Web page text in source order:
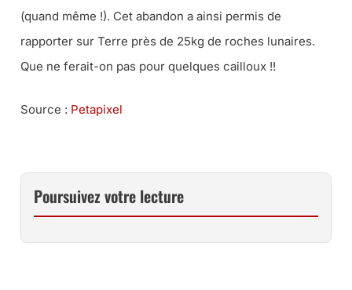
(quand même !). Cet abandon a ainsi permis de
rapporter sur Terre près de 25kg de roches lunaires.
Que ne ferait-on pas pour quelques cailloux !!
Source : Petapixel
Poursuivez votre lecture